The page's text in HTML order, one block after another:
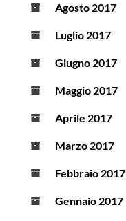
Agosto 2017
Luglio 2017
Giugno 2017
Maggio 2017
Aprile 2017
Marzo 2017
Febbraio 2017
Gennaio 2017